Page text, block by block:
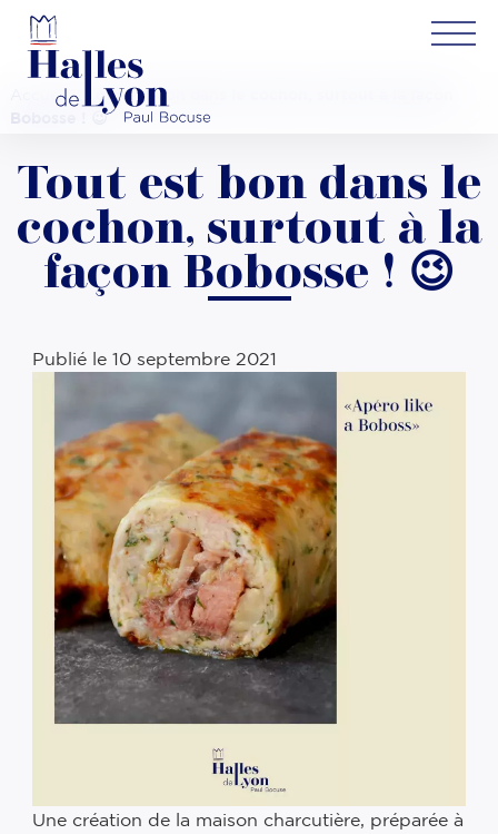
Accueil »
Tout est bon dans le cochon, surtout à la façon
Bobosse ! 😉
Tout est bon dans le
cochon, surtout à la
façon Bobosse ! 😉
Publié le 10 septembre 2021
Une création de la maison charcutière, préparée à